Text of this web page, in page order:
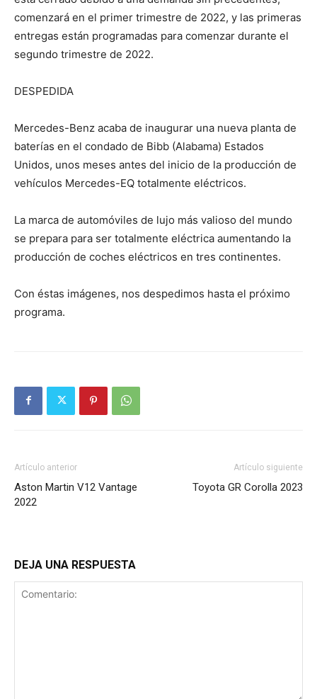
comenzará en el primer trimestre de 2022, y las primeras
entregas están programadas para comenzar durante el
segundo trimestre de 2022.
DESPEDIDA
Mercedes-Benz acaba de inaugurar una nueva planta de
baterías en el condado de Bibb (Alabama) Estados
Unidos, unos meses antes del inicio de la producción de
vehículos Mercedes-EQ totalmente eléctricos.
La marca de automóviles de lujo más valioso del mundo
se prepara para ser totalmente eléctrica aumentando la
producción de coches eléctricos en tres continentes.
Con éstas imágenes, nos despedimos hasta el próximo
programa.
Artículo anterior
Aston Martin V12 Vantage
2022
Artículo siguiente
Toyota GR Corolla 2023
DEJA UNA RESPUESTA